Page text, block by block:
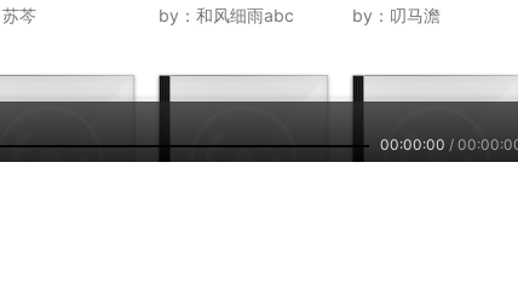
苏芩
by： 和风细雨abc
by： 叨马澹
00:00:00 /